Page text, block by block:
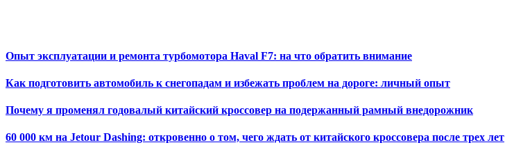
Опыт эксплуатации и ремонта турбомотора Haval F7: на что обратить внимание
Как подготовить автомобиль к снегопадам и избежать проблем на дороге: личный опыт
Почему я променял годовалый китайский кроссовер на подержанный рамный внедорожник
60 000 км на Jetour Dashing: откровенно о том, чего ждать от китайского кроссовера после трех лет